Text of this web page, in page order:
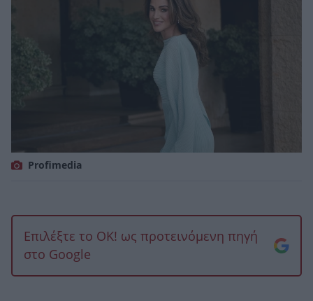
Profimedia
Επιλέξτε το OK! ως προτεινόμενη πηγή
στο Google